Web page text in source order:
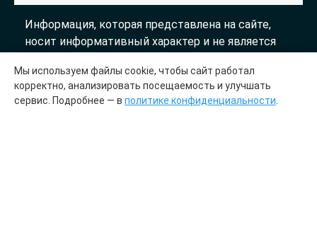
Информация, которая представлена на сайте,
носит информативный характер и не является
«DTL» 2017-2026
Молекулярно генетический центр «ДТЛ»
Мы используем файлы cookie, чтобы сайт работал
корректно, анализировать посещаемость и улучшать
сервис. Подробнее — в политике конфиденциальности